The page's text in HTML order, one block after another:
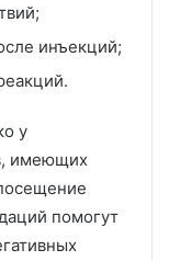
инъекций;
у
имеющих
помогут